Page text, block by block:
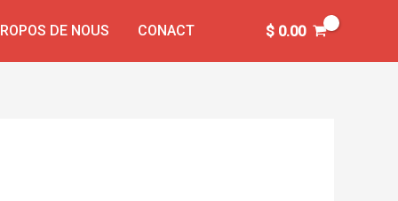
DE NOUS CONACT $0.00